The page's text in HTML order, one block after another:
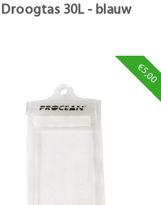
Droogtas 30L - blauw
€5,00